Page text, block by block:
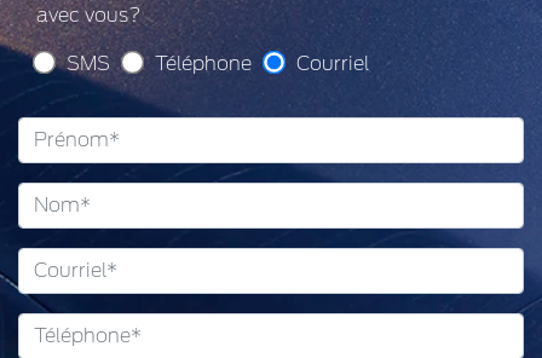
avec vous?
SMS Téléphone Courriel